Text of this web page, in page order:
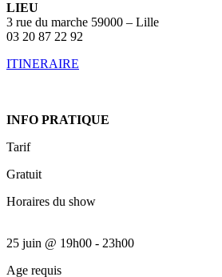
LIEU
3 rue du marche 59000 – Lille
03 20 87 22 92
ITINERAIRE
INFO PRATIQUE
Tarif
Gratuit
Horaires du show
25 juin @ 19h00 - 23h00
Age requis